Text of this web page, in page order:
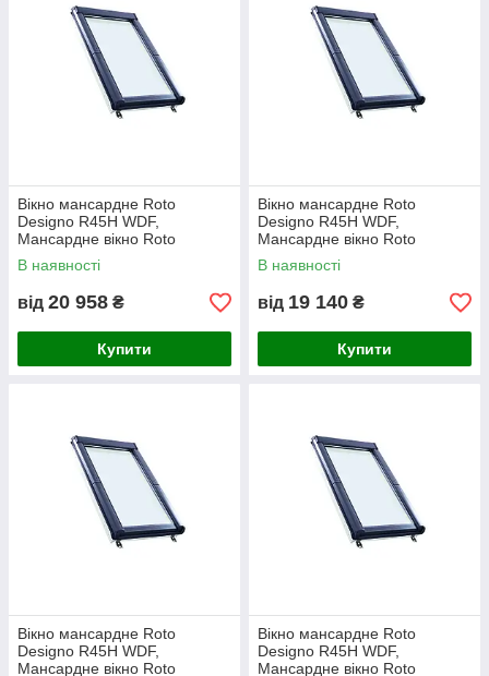
Вікно мансардне Roto
Designo R45H WDF,
Мансардне вікно Roto
Designo R45H WDF 65х140
В наявності
від 20 958 ₴
Купити
Вікно мансардне Roto
Designo R45H WDF,
Мансардне вікно Roto
Designo R45H WDF 74х98
В наявності
від 19 140 ₴
Купити
Вікно мансардне Roto
Designo R45H WDF,
Мансардне вікно Roto
Вікно мансардне Roto
Designo R45H WDF,
Мансардне вікно Roto